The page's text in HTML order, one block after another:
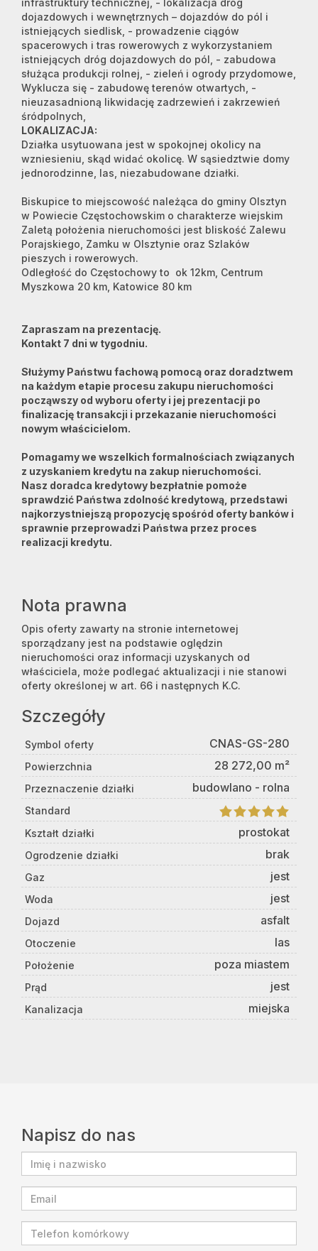
infrastruktury technicznej, - lokalizacja dróg
dojazdowych i wewnętrznych – dojazdów do pól i
istniejących siedlisk, - prowadzenie ciągów
spacerowych i tras rowerowych z wykorzystaniem
istniejących dróg dojazdowych do pól, - zabudowa
służąca produkcji rolnej, - zieleń i ogrody przydomowe,
Wyklucza się - zabudowę terenów otwartych, -
nieuzasadnioną likwidację zadrzewień i zakrzewień
śródpolnych,
LOKALIZACJA:
Działka usytuowana jest w spokojnej okolicy na
wzniesieniu, skąd widać okolicę. W sąsiedztwie domy
jednorodzinne, las, niezabudowane działki.
Biskupice to miejscowość należąca do gminy Olsztyn
w Powiecie Częstochowskim o charakterze wiejskim
Zaletą położenia nieruchomości jest bliskość Zalewu
Porajskiego, Zamku w Olsztynie oraz Szlaków
pieszych i rowerowych.
Odległość do Częstochowy to ok 12km, Centrum
Myszkowa 20 km, Katowice 80 km
Zapraszam na prezentację.
Kontakt 7 dni w tygodniu.
Służymy Państwu fachową pomocą oraz doradztwem
na każdym etapie procesu zakupu nieruchomości
począwszy od wyboru oferty i jej prezentacji po
finalizację transakcji i przekazanie nieruchomości
nowym właścicielom.
Pomagamy we wszelkich formalnościach związanych
z uzyskaniem kredytu na zakup nieruchomości.
Nasz doradca kredytowy bezpłatnie pomoże
sprawdzić Państwa zdolność kredytową, przedstawi
najkorzystniejszą propozycję spośród oferty banków i
sprawnie przeprowadzi Państwa przez proces
realizacji kredytu.
Nota prawna
Opis oferty zawarty na stronie internetowej
sporządzany jest na podstawie oględzin
nieruchomości oraz informacji uzyskanych od
właściciela, może podlegać aktualizacji i nie stanowi
oferty określonej w art. 66 i następnych K.C.
Szczegóły
Symbol oferty CNAS-GS-280
Powierzchnia 28 272,00 m²
Przeznaczenie działki budowlano - rolna
Standard
Kształt działki
prostokat
Ogrodzenie działki brak
Gaz jest
Woda jest
Dojazd asfalt
Otoczenie las
Położenie poza miastem
Prąd jest
Kanalizacja miejska
Napisz do nas